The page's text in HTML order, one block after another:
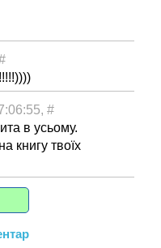
#
в усьому.
книгу твоїх